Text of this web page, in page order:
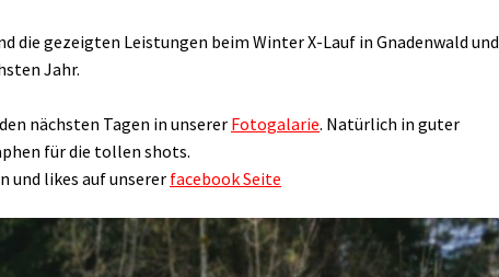
die gezeigten Leistungen beim Winter X-Lauf in Gnadenwald und
Jahr.
nächsten Tagen in unserer Fotogalarie. Natürlich in guter
für die tollen shots.
und likes auf unserer facebook Seite